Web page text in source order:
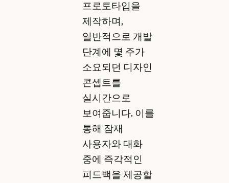
프로토타입을
제작하며,
일반적으로 개발
단계에 몇 주가
소요되던 디자인
콘셉트를
실시간으로
보여줍니다. 이를
통해 잠재
사용자와 대화
중에 즉각적인
피드백을 제공할